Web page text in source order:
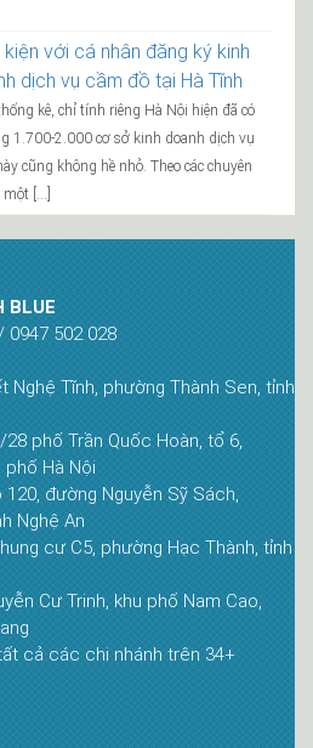
với cá nhân đăng ký kinh
dịch vụ cầm đồ tại Hà Tĩnh
kê, chỉ tính riêng Hà Nội hiện đã có
1.700-2.000 cơ sở kinh doanh dịch vụ
cũng không hề nhỏ. Theo các chuyên
[…]
BLUE
0947 502 028
Nghệ Tĩnh, phường Thành Sen, tỉnh
phố Trần Quốc Hoàn, tổ 6,
phố Hà Nội
120, đường Nguyễn Sỹ Sách,
Nghệ An
cư C5, phường Hạc Thành, tỉnh
Cư Trinh, khu phố Nam Cao,
cả các chi nhánh trên 34+